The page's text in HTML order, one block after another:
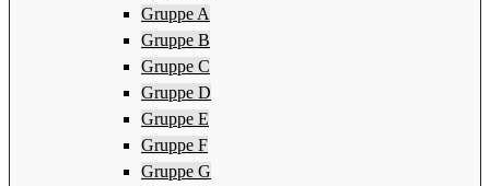
Gruppe A
Gruppe B
Gruppe C
Gruppe D
Gruppe E
Gruppe F
Gruppe G